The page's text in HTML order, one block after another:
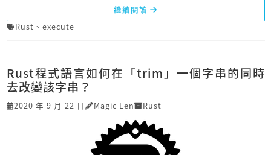
繼續閱讀
Rust 、 execute
Rust程式語言如何在「trim」一個字串的同時
去改變該字串？
2020 年 9 月 22 日 Magic Len Rust